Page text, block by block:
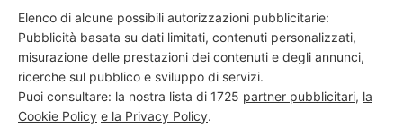
Elenco di alcune possibili autorizzazioni pubblicitarie:
Pubblicità basata su dati limitati, contenuti personalizzati,
misurazione delle prestazioni dei contenuti e degli annunci,
ricerche sul pubblico e sviluppo di servizi.
Puoi consultare: la nostra lista di 1725 partner pubblicitari, la
Cookie Policy e la Privacy Policy.